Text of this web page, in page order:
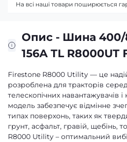
Опис - Шина 400/
156A TL R8000UT
Firestone R8000 Utility — це
розроблена для тракторів
телескопічних навантажувачів
модель забезпечує відмінне
типах поверхонь, таких як
грунт, асфальт, гравій,
R8000 Utility – оптимальний
На всі наші товари поширюється